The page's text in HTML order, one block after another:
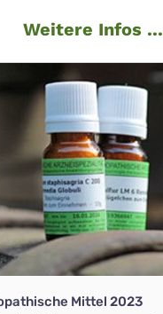
Weitere Infos ...
Mittel 2023